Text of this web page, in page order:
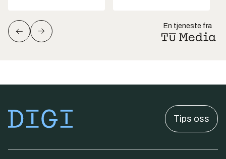
En tjeneste fra
Tips oss